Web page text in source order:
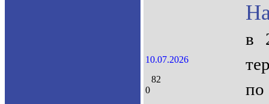
10.07.2026
82
0
в